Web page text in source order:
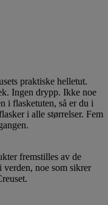
praktiske helletut.
Ingen drypp. Ikke noe
i flasketuten, så er du i
i alle størrelser. Fem
fremstilles av de
verden, noe som sikrer